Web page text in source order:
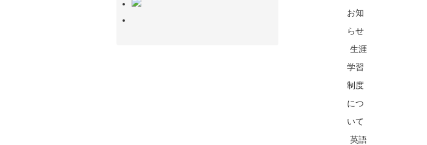
お知
らせ
生涯
学習
制度
につ
いて
英語